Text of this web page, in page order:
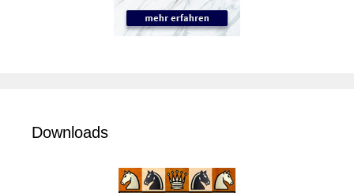
Downloads